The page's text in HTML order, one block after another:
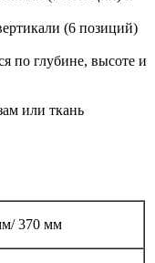
(6 позиций)
по глубине, высоте и
или ткань
370 мм